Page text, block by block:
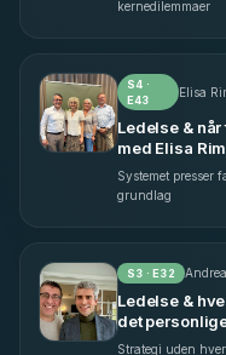
kernedilemmaer
S4 ·
E43
Ledelse &
med Elisa
Gordon
Systemet presser
grundlag
S3 · E32
Ledelse &
det
Lindemann
Strategi uden